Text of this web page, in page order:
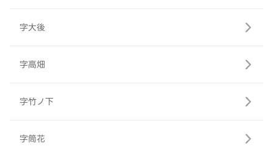
字大後
字高畑
字竹ノ下
字筒花